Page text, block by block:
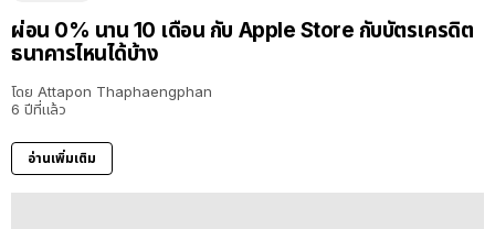
ผ่อน 0% นาน 10 เดือน กับ Apple Store กับบัตรเครดิต
ธนาคารไหนได้บ้าง
โดย Attapon Thaphaengphan
6 ปีที่แล้ว
อ่านเพิ่มเติม